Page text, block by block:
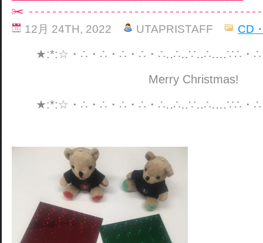
12月 24TH, 2022 UTAPRISTAFF CD
★:*:☆・∴・∴・∴・∴・∴‥∴‥∵‥∴‥‥∵∴・
Merry Christmas!
★:*:☆・∴・∴・∴・∴・∴‥∴‥∵‥∴‥‥∵∴・